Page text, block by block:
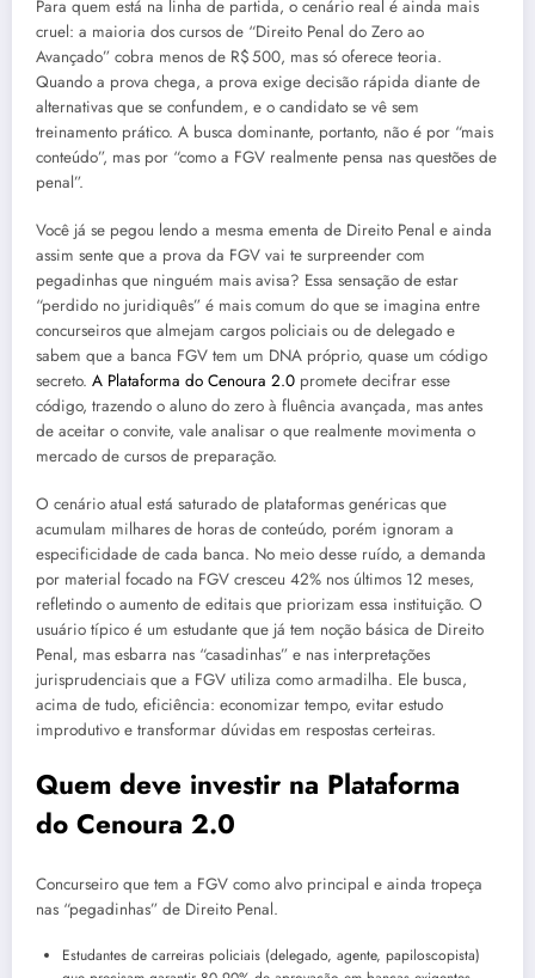
Para quem está na linha de partida, o cenário real é ainda mais
cruel: a maioria dos cursos de “Direito Penal do Zero ao
Avançado” cobra menos de R$ 500, mas só oferece teoria.
Quando a prova chega, a prova exige decisão rápida diante de
alternativas que se confundem, e o candidato se vê sem
treinamento prático. A busca dominante, portanto, não é por “mais
conteúdo”, mas por “como a FGV realmente pensa nas questões de
penal”.
Você já se pegou lendo a mesma ementa de Direito Penal e ainda
assim sente que a prova da FGV vai te surpreender com
pegadinhas que ninguém mais avisa? Essa sensação de estar
“perdido no juridiquês” é mais comum do que se imagina entre
concurseiros que almejam cargos policiais ou de delegado e
sabem que a banca FGV tem um DNA próprio, quase um código
secreto. A Plataforma do Cenoura 2.0 promete decifrar esse
código, trazendo o aluno do zero à fluência avançada, mas antes
de aceitar o convite, vale analisar o que realmente movimenta o
mercado de cursos de preparação.
O cenário atual está saturado de plataformas genéricas que
acumulam milhares de horas de conteúdo, porém ignoram a
especificidade de cada banca. No meio desse ruído, a demanda
por material focado na FGV cresceu 42% nos últimos 12 meses,
refletindo o aumento de editais que priorizam essa instituição. O
usuário típico é um estudante que já tem noção básica de Direito
Penal, mas esbarra nas “casadinhas” e nas interpretações
jurisprudenciais que a FGV utiliza como armadilha. Ele busca,
acima de tudo, eficiência: economizar tempo, evitar estudo
improdutivo e transformar dúvidas em respostas certeiras.
Quem deve investir na Plataforma
do Cenoura 2.0
Concurseiro que tem a FGV como alvo principal e ainda tropeça
nas “pegadinhas” de Direito Penal.
Estudantes de carreiras policiais (delegado, agente, papiloscopista)